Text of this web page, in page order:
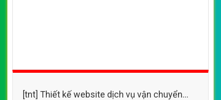
[tnt] Thiết kế website dịch vụ vận chuyển